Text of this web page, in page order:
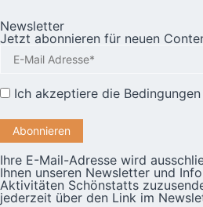
Newsletter
Jetzt abonnieren für neuen
Ich akzeptiere die
Ihre E-Mail-Adresse wird
Ihnen unseren Newsletter und
Aktivitäten Schönstatts
jederzeit über den Link im